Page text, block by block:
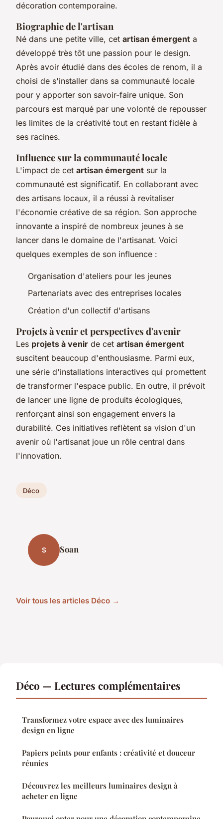
décoration contemporaine.
Biographie de l'artisan
Né dans une petite ville, cet artisan émergent a
développé très tôt une passion pour le design.
Après avoir étudié dans des écoles de renom, il a
choisi de s'installer dans sa communauté locale
pour y apporter son savoir-faire unique. Son
parcours est marqué par une volonté de repousser
les limites de la créativité tout en restant fidèle à
ses racines.
Influence sur la communauté locale
L'impact de cet artisan émergent sur la
communauté est significatif. En collaborant avec
des artisans locaux, il a réussi à revitaliser
l'économie créative de sa région. Son approche
innovante a inspiré de nombreux jeunes à se
lancer dans le domaine de l'artisanat. Voici
quelques exemples de son influence :
Organisation d'ateliers pour les jeunes
Partenariats avec des entreprises locales
Création d'un collectif d'artisans
Projets à venir et perspectives d'avenir
Les projets à venir de cet artisan émergent
suscitent beaucoup d'enthousiasme. Parmi eux,
une série d'installations interactives qui promettent
de transformer l'espace public. En outre, il prévoit
de lancer une ligne de produits écologiques,
renforçant ainsi son engagement envers la
durabilité. Ces initiatives reflètent sa vision d'un
avenir où l'artisanat joue un rôle central dans
l'innovation.
Déco
S Soan
Voir tous les articles Déco →
Déco — Lectures complémentaires
Transformez votre espace avec des luminaires
design en ligne
Papiers peints pour enfants : créativité et douceur
réunies
Découvrez les meilleurs luminaires design à
acheter en ligne